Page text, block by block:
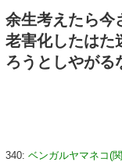
余生考えたら今
老害化したはた
ろうとしやがる
340: ベンガルヤマネコ(